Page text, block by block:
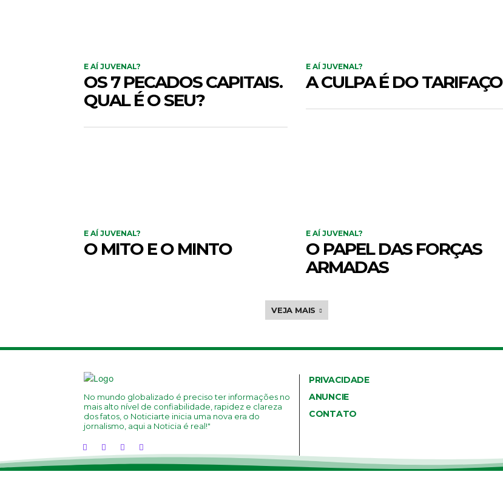
E AÍ JUVENAL?
OS 7 PECADOS CAPITAIS.
QUAL É O SEU?
E AÍ JUVENAL?
A CULPA É DO TARIFAÇO
E AÍ JUVENAL?
O MITO E O MINTO
E AÍ JUVENAL?
O PAPEL DAS FORÇAS
ARMADAS
VEJA MAIS
No mundo globalizado é preciso ter informações no
mais alto nível de confiabilidade, rapidez e clareza
dos fatos, o Noticiarte inicia uma nova era do
jornalismo, aqui a Noticia é real!"
PRIVACIDADE
ANUNCIE
CONTATO